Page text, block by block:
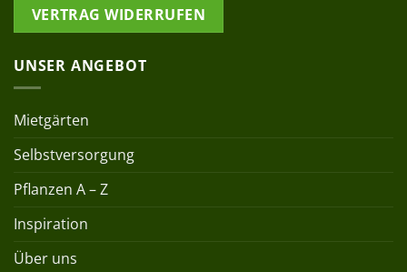
VERTRAG WIDERRUFEN
UNSER ANGEBOT
Mietgärten
Selbstversorgung
Pflanzen A – Z
Inspiration
Über uns